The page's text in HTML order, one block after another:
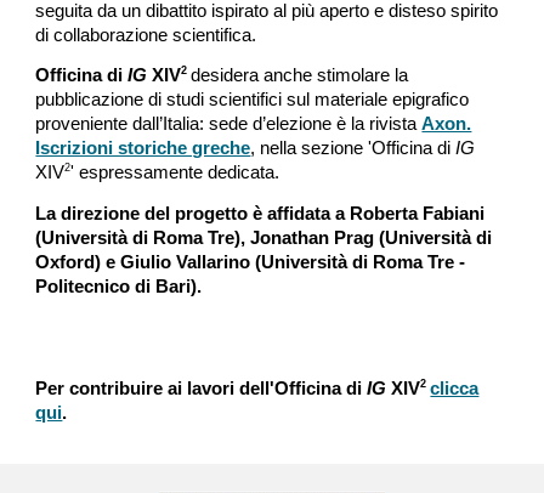
seguita da un dibattito ispirato al più aperto e disteso spirito
di collaborazione scientifica.
Officina diIG XIV2 desidera anche stimolare la
pubblicazione di studi scientifici sul materiale epigrafico
proveniente dall’Italia: sede d’elezione è la rivistaAxon.
Iscrizioni storiche greche, nella sezione 'Officina diIG
XIV2' espressamente dedicata.
La direzione del progetto è affidata a Roberta Fabiani
(Università di Roma Tre), Jonathan Prag (Università di
Oxford) e Giulio Vallarino (Università di Roma Tre -
Politecnico di Bari).
Per contribuire ai lavori dell'Officina diIG XIV2 clicca
qui.